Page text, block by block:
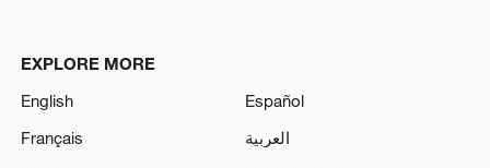
EXPLORE MORE
English
Español
Français
العربية